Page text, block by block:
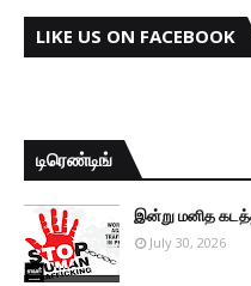
LIKE US ON FACEBOOK
டிரெண்டிங்
இன்று மனித
July 30, 2026